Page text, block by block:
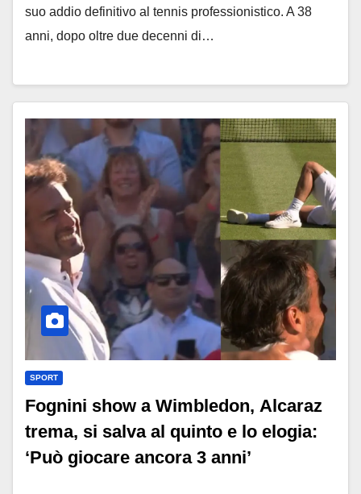
suo addio definitivo al tennis professionistico. A 38
anni, dopo oltre due decenni di…
SPORT
Fognini show a Wimbledon, Alcaraz
trema, si salva al quinto e lo elogia:
‘Può giocare ancora 3 anni’